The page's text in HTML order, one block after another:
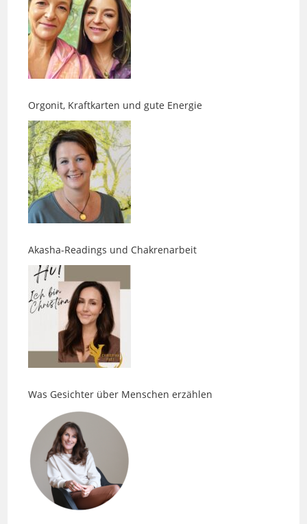
Orgonit, Kraftkarten und gute Energie
Akasha-Readings und Chakrenarbeit
Was Gesichter über Menschen erzählen
Body. Pulse. Massage: Entspannung ist nur der